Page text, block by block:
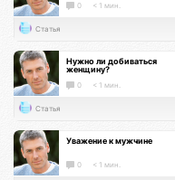
0 < 1 мин.
Статья
Нужно ли добиваться
женщину?
0 < 1 мин.
Статья
Уважение к мужчине
0 < 1 мин.